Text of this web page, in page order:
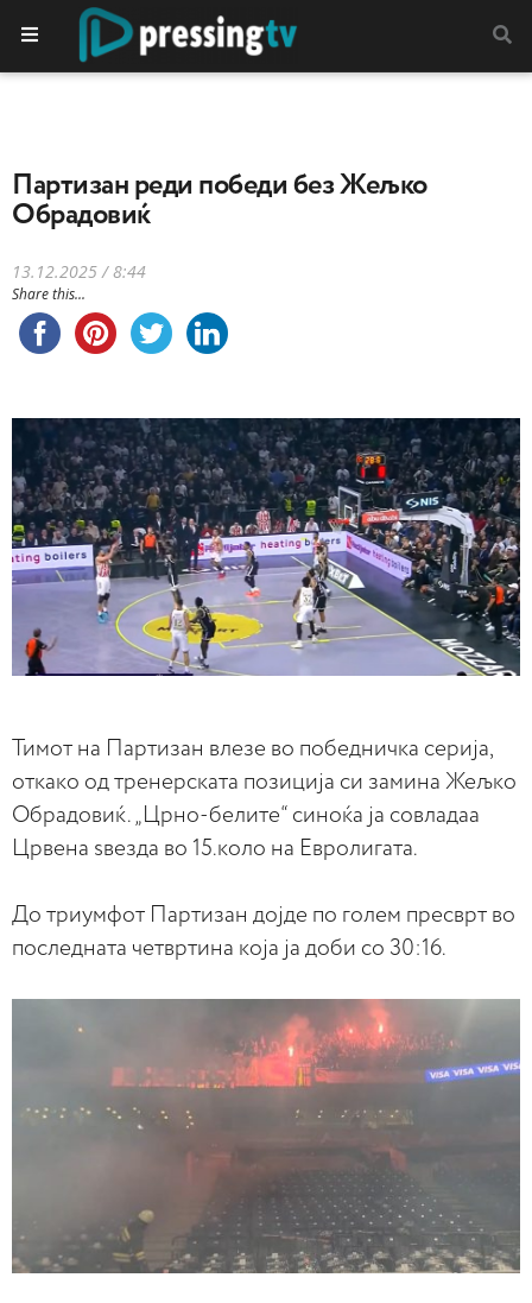
Партизан реди победи без Жељко
Обрадовиќ
13.12.2025 / 8:44
Share this...
Тимот на Партизан влезе во победничка серија,
откако од тренерската позиција си замина Жељко
Обрадовиќ. „Црно-белите“ синоќа ја совладаа
Црвена ѕвезда во 15.коло на Евролигата.
До триумфот Партизан дојде по голем пресврт во
последната четвртина која ја доби со 30:16.